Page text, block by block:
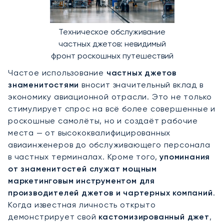
Техническое обслуживание
частных джетов: невидимый
фронт роскошных путешествий
Частое использование частных джетов
знаменитостями вносит значительный вклад в
экономику авиационной отрасли. Это не только
стимулирует спрос на всё более совершенные и
роскошные самолёты, но и создаёт рабочие
места — от высококвалифицированных
авиаинженеров до обслуживающего персонала
в частных терминалах. Кроме того,упоминания
от знаменитостей служат мощным
маркетинговым инструментом для
производителей джетов и чартерных компаний.
Когда известная личность открыто
демонстрирует свой кастомизированный джет,